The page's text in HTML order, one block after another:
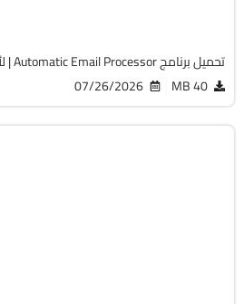
تحميل برنامج Automatic Email Processor | لأتمتة وإدارة البريد الإلكتروني
40 MB
07/26/2026